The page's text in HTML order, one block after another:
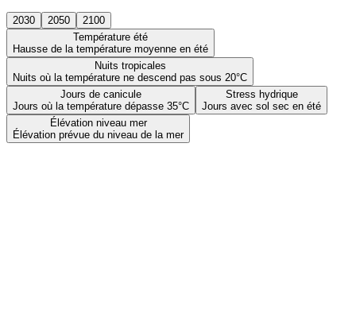
2030 2050
2100
Température été
Hausse de la température moyenne en été
Nuits tropicales
Nuits où la température ne descend pas sous 20°C
Jours de canicule
Jours où la température dépasse 35°C
Stress hydrique
Jours avec sol sec en été
Élévation niveau mer
Élévation prévue du niveau de la mer